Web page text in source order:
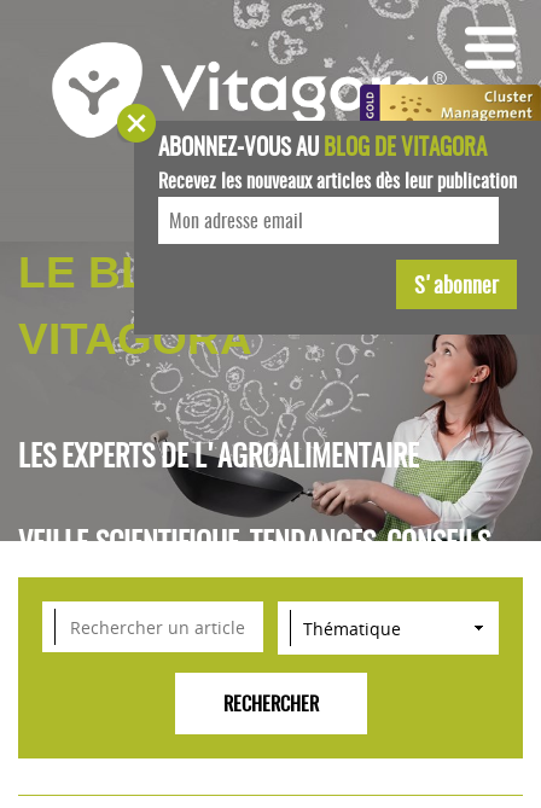
LE BLOG DE
VITAGORA
LES EXPERTS DE L'AGROALIMENTAIRE
VEILLE SCIENTIFIQUE, TENDANCES, CONSEILS
POUR L'INNOVATION AGROALIMENTAIRE
ABONNEZ-VOUS AUBLOG DE VITAGORA
Recevez les nouveaux articles dès leur publication